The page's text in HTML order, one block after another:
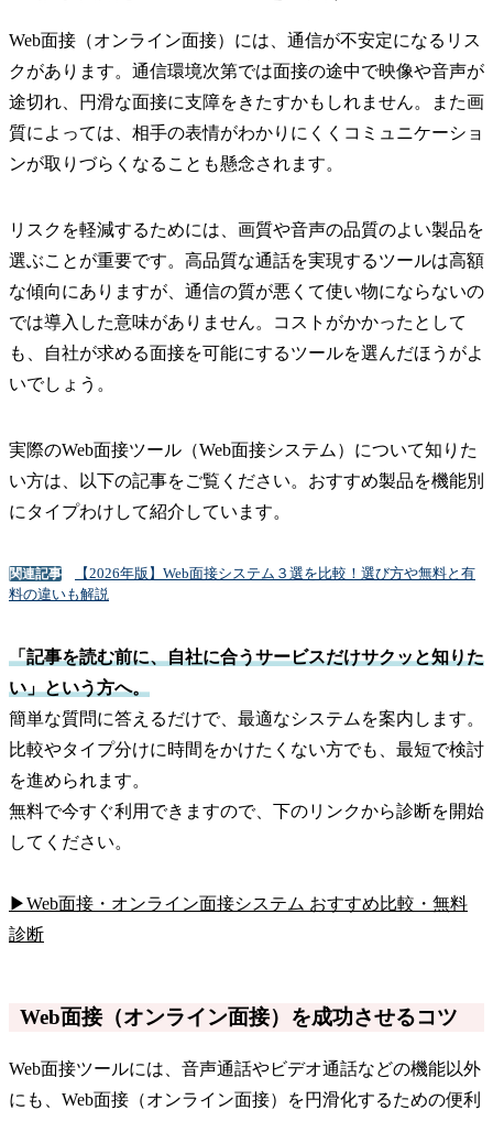
Web面接（オンライン面接）には、通信が不安定になるリス
クがあります。通信環境次第では面接の途中で映像や音声が
途切れ、円滑な面接に支障をきたすかもしれません。また画
質によっては、相手の表情がわかりにくくコミュニケーショ
ンが取りづらくなることも懸念されます。
リスクを軽減するためには、画質や音声の品質のよい製品を
選ぶことが重要です。高品質な通話を実現するツールは高額
な傾向にありますが、通信の質が悪くて使い物にならないの
では導入した意味がありません。コストがかかったとして
も、自社が求める面接を可能にするツールを選んだほうがよ
いでしょう。
実際のWeb面接ツール（Web面接システム）について知りた
い方は、以下の記事をご覧ください。おすすめ製品を機能別
にタイプわけして紹介しています。
関連記事
【2026年版】Web面接システム３選を比較！選び方や無料と有
料の違いも解説
「記事を読む前に、自社に合うサービスだけサクッと知りた
い」という方へ。
簡単な質問に答えるだけで、最適なシステムを案内します。
比較やタイプ分けに時間をかけたくない方でも、最短で検討
を進められます。
無料で今すぐ利用できますので、下のリンクから診断を開始
してください。
▶Web面接・オンライン面接システム おすすめ比較・無料
診断
Web面接（オンライン面接）を成功させるコツ
Web面接ツールには、音声通話やビデオ通話などの機能以外
にも、Web面接（オンライン面接）を円滑化するための便利